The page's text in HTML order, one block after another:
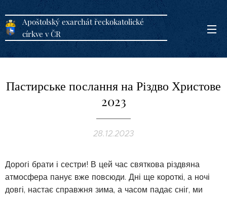
Apoštolský exarchát řeckokatolické
církve v ČR
Пастирське послання на Різдво Христове
2023
28.12.2023
Дорогі брати і сестри! В цей час святкова різдвяна
атмосфера панує вже повсюди. Дні ще короткі, а ночі
довгі, настає справжня зима, а часом падає сніг, ми